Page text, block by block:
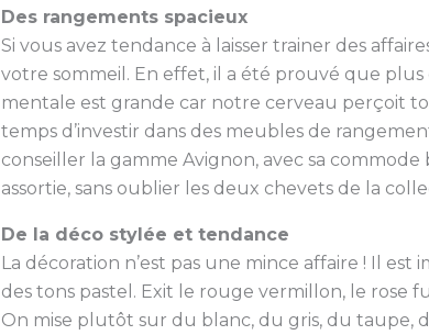
Des rangements spacieux
Si vous avez tendance à laisser trainer des
votre sommeil. En effet, il a été prouvé que
mentale est grande car notre cerveau perçoit
temps d’investir dans des meubles de
conseiller la gamme Avignon, avec sa
assortie, sans oublier les deux chevets de la
De la déco stylée et tendance
La décoration n’est pas une mince affaire ! Il
des tons pastel. Exit le rouge vermillon, le rose
On mise plutôt sur du blanc, du gris, du taupe,